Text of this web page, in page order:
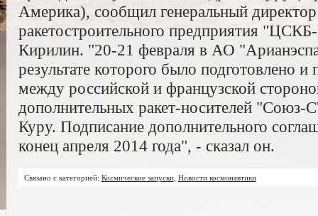
Америка), сообщил генеральный директор
ракетостроительного предприятия
Кирилин. "20-21 февраля в АО
результате которого было подготовлено
между российской и французской
дополнительных ракет-носителей "Союз-
Куру. Подписание дополнительного
конец апреля 2014 года", - сказал он.
Связано с категорией: Космические запуски, Новости космонавтики